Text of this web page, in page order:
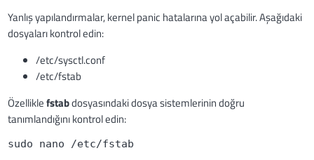
Yanlış yapılandırmalar, kernel panic hatalarına yol açabilir. Aşağıdaki
dosyaları kontrol edin:
/etc/sysctl.conf
/etc/fstab
Özelliklefstabdosyasındaki dosya sistemlerinin doğru
tanımlandığını kontrol edin:
sudo nano /etc/fstab